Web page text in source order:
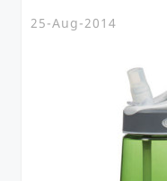
25-Aug-2014